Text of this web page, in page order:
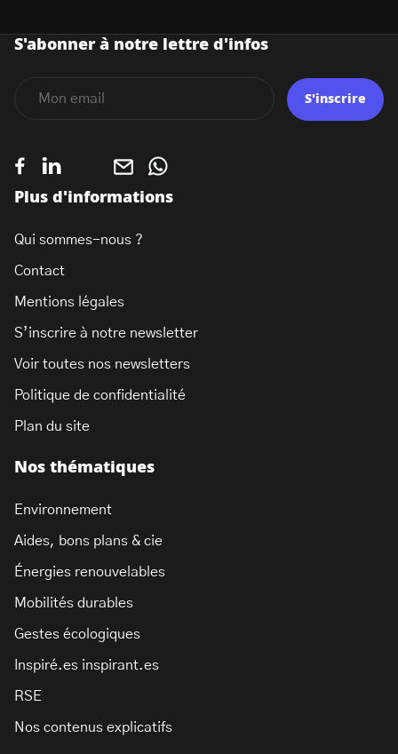
Nos thématiques
Environnement
Aides, bons plans & cie
Énergies renouvelables
Mobilités durables
Gestes écologiques
Inspiré.es inspirant.es
RSE
Nos contenus explicatifs
Plus d'informations
Qui sommes-nous ?
Contact
Mentions légales
S’inscrire à notre newsletter
Voir toutes nos newsletters
Politique de confidentialité
Plan du site
S'abonner à notre lettre d'infos
S'inscrire